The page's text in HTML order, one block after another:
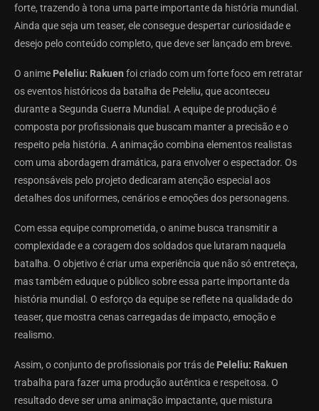
forte, trazendo à tona uma parte importante da história mundial.
Ainda que seja um teaser, ele consegue despertar curiosidade e
desejo pelo conteúdo completo, que deve ser lançado em breve.
O anime Peleliu: Rakuen foi criado com um forte foco em retratar
os eventos históricos da batalha de Peleliu, que aconteceu
durante a Segunda Guerra Mundial. A equipe de produção é
composta por profissionais que buscam manter a precisão e o
respeito pela história. A animação combina elementos realistas
com uma abordagem dramática, para envolver o espectador. Os
responsáveis pelo projeto dedicaram atenção especial aos
detalhes dos uniformes, cenários e emoções dos personagens.
Com essa equipe comprometida, o anime busca transmitir a
complexidade e a coragem dos soldados que lutaram naquela
batalha. O objetivo é criar uma experiência que não só entreteça,
mas também eduque o público sobre essa parte importante da
história mundial. O esforço da equipe se reflete na qualidade do
teaser, que mostra cenas carregadas de impacto, emoção e
realismo.
Assim, o conjunto de profissionais por trás de Peleliu: Rakuen
trabalha para fazer uma produção autêntica e respeitosa. O
resultado deve ser uma animação impactante, que mistura